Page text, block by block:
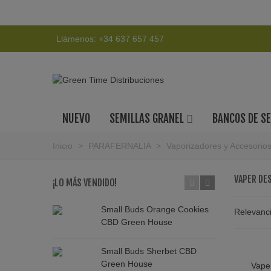
Llámenos: +34 637 657 457
NUEVO SEMILLAS GRANEL BANCOS DE
Inicio > PARAFERNALIA > Vaporizadores y Accesorios
¡LO MÁS VENDIDO!
Small Buds Orange Cookies
CBD Green House
Small Buds Sherbet CBD
Green House
VAPER